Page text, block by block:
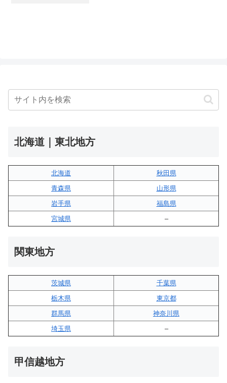
北海道｜東北地方
北海道
秋田県
青森県
山形県
岩手県
福島県
宮城県
–
関東地方
茨城県
千葉県
栃木県
東京都
群馬県
神奈川県
埼玉県
–
甲信越地方